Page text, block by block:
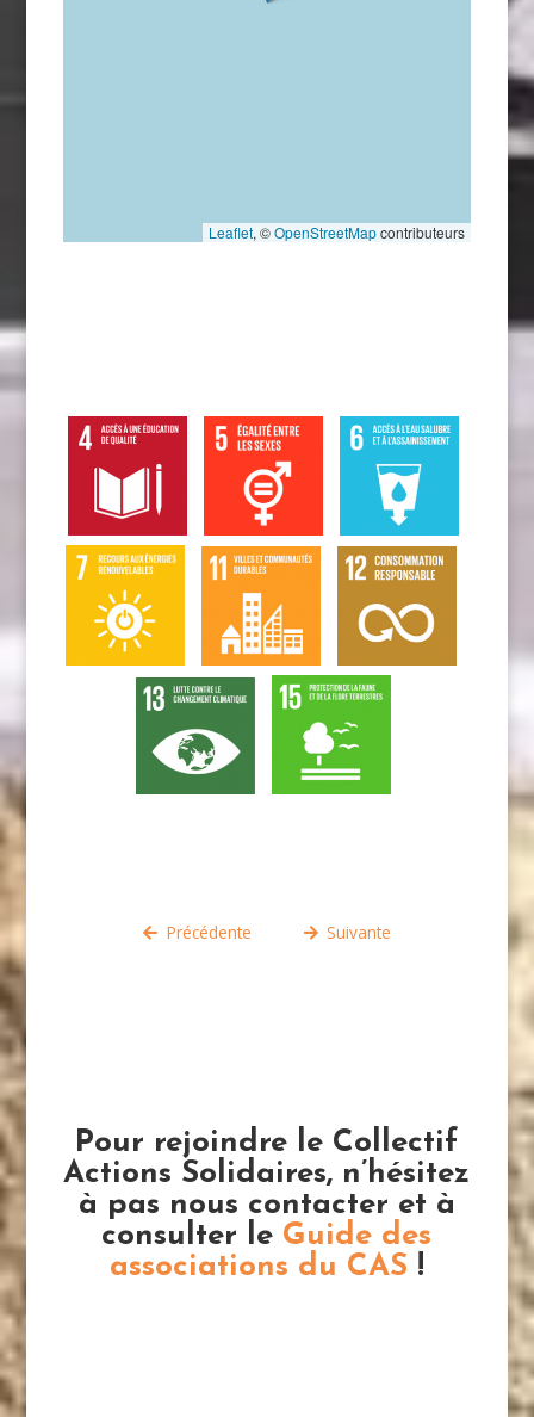
Leaflet, ©OpenStreetMapcontributeurs
Précédente Suivante
Pour rejoindre le Collectif
Actions Solidaires, n’hésitez
à pas nous contacter et à
consulter le Guide des
associations du CAS !